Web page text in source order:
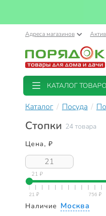
Адреса магазинов
КАТАЛОГ
Каталог Посуда
Стопки 24 товара
Цена, ₽
21 ₽
Наличие Москва